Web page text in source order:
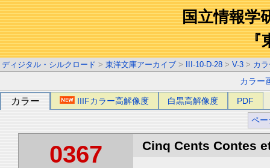
国立情報学
『
ディジタル・シルクロード > 東洋文庫アーカイブ > III-10-D-28 > V-3 > カ
カラー
カラー IIIFカラー高解像度 白黒高解像度 PDF
ペー
0367 Cinq Cents Contes